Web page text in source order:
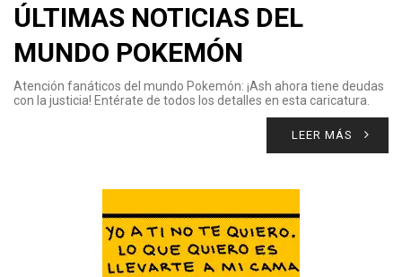
ÚLTIMAS NOTICIAS DEL
MUNDO POKEMÓN
Atención fanáticos del mundo Pokemón: ¡Ash ahora tiene deudas
con la justicia! Entérate de todos los detalles en esta caricatura.
LEER MÁS